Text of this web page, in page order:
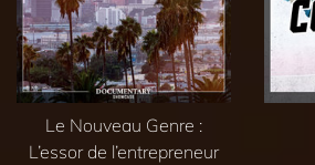
Le Nouveau Genre :
L’essor de l’entrepreneur